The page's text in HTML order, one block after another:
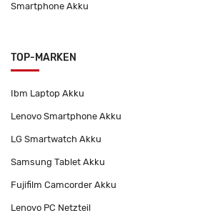
Smartphone Akku
TOP-MARKEN
Ibm Laptop Akku
Lenovo Smartphone Akku
LG Smartwatch Akku
Samsung Tablet Akku
Fujifilm Camcorder Akku
Lenovo PC Netzteil